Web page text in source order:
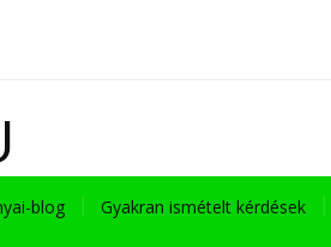
blog Gyakran ismételt kérdések